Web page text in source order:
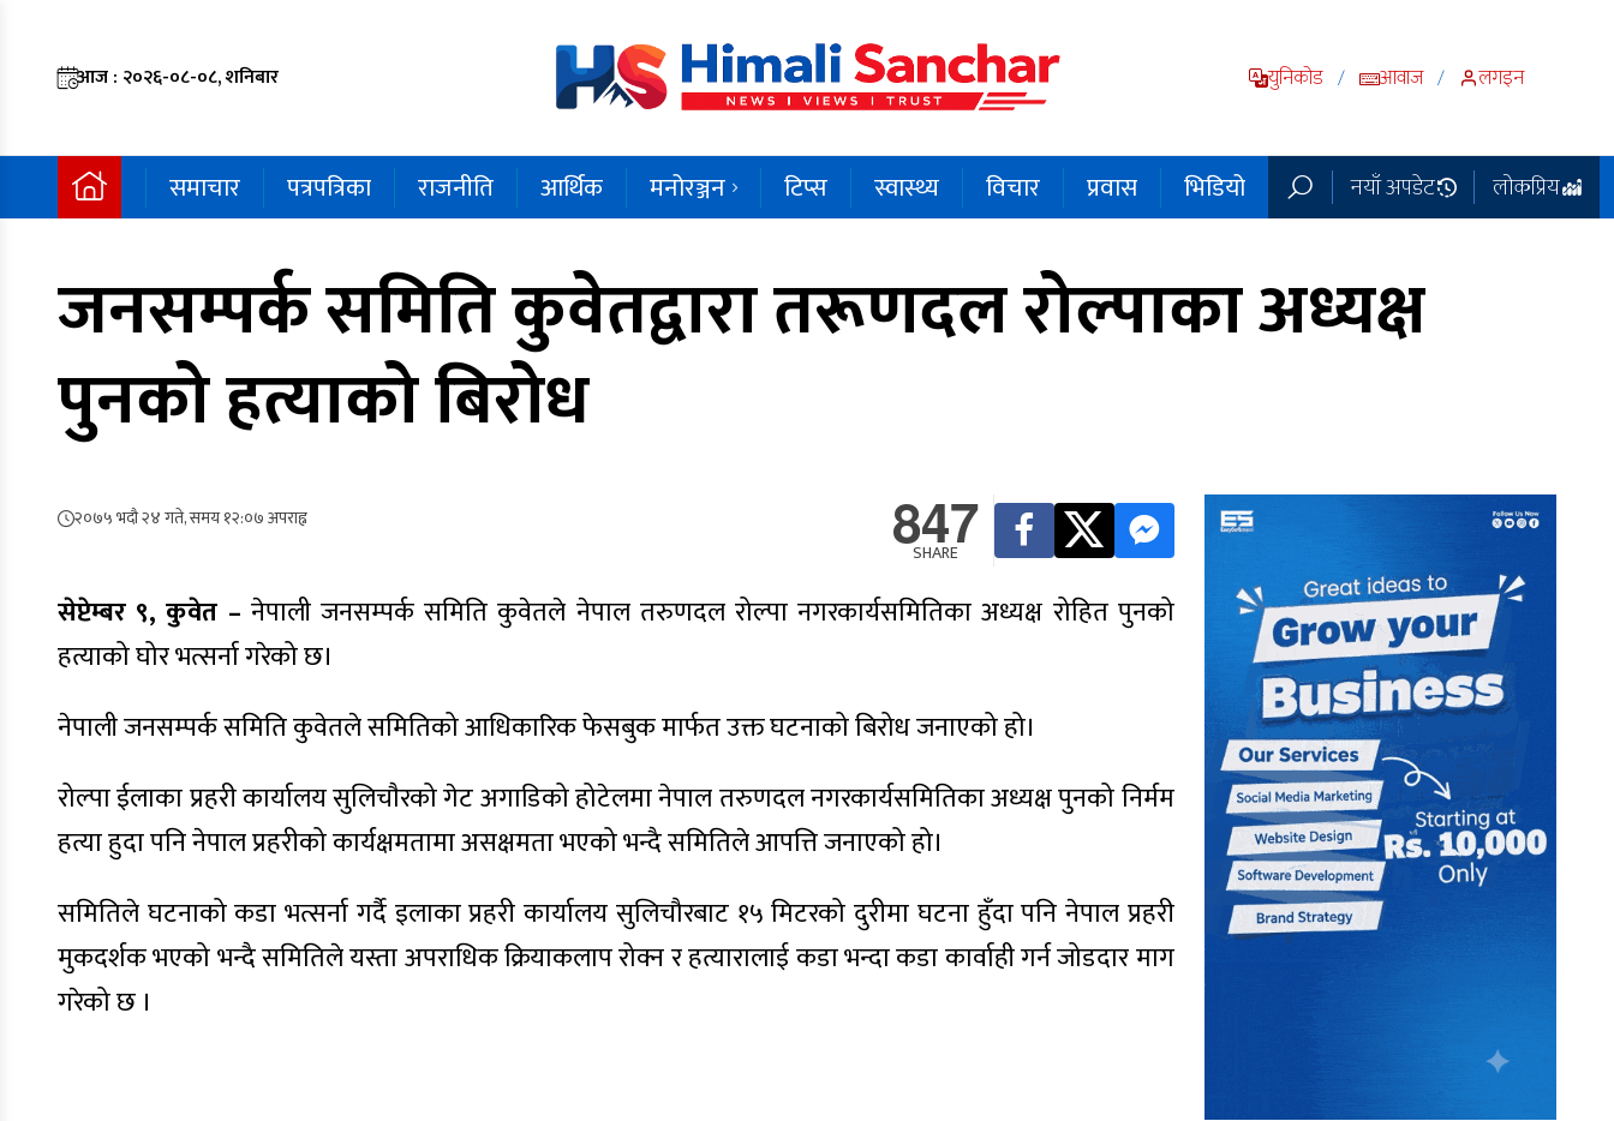
आज : २०२६-०८-०८, शनिबार युनिकोड / आवाज / लगइन
समाचार पत्रपत्रिका राजनीति आर्थिक मनोरञ्जन टिप्स स्वास्थ्य विचार प्रवास भिडियो नयाँ अपडेट लोकप्रिय
जनसम्पर्क समिति कुवेतद्वारा तरूणदल रोल्पाका अध्यक्ष
पुनको हत्याको बिरोध
२०७५ भदौ २४ गते, समय १२:०७ अपराह्न 847
SHARE
सेप्टेम्बर ९, कुवेत – नेपाली जनसम्पर्क समिति कुवेतले नेपाल तरुणदल रोल्पा नगरकार्यसमितिका अध्यक्ष रोहित पुनको
हत्याको घोर भत्सर्ना गरेको छ।
नेपाली जनसम्पर्क समिति कुवेतले समितिको आधिकारिक फेसबुक मार्फत उक्त घटनाको बिरोध जनाएको हो।
रोल्पा ईलाका प्रहरी कार्यालय सुलिचाैरको गेट अगाडिको होटेलमा नेपाल तरुणदल नगरकार्यसमितिका अध्यक्ष पुनको निर्मम
हत्या हुदा पनि नेपाल प्रहरीको कार्यक्षमतामा असक्षमता भएको भन्दै समितिले आपत्ति जनाएको हो।
समितिले घटनाको कडा भत्सर्ना गर्दै इलाका प्रहरी कार्यालय सुलिचौरबाट १५ मिटरको दुरीमा घटना हुँदा पनि नेपाल प्रहरी
मुकदर्शक भएको भन्दै समितिले यस्ता अपराधिक क्रियाकलाप रोक्न र हत्यारालाई कडा भन्दा कडा कार्वाही गर्न जोडदार माग
गरेको छ ।